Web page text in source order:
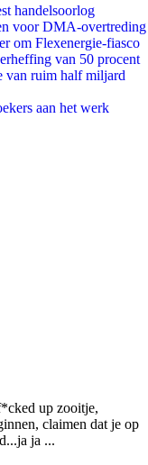
handelsoorlog
voor DMA-overtreding
om Flexenergie-fiasco
van 50 procent
van ruim half miljard
aan het werk
up zooitje,
claimen dat je op
ja ...